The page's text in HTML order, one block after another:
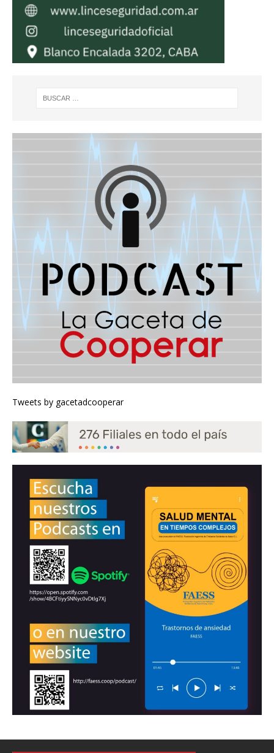
Tweets by gacetadcooperar